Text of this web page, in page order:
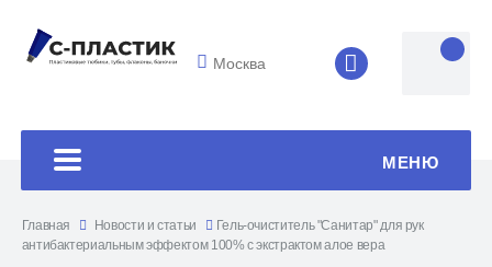
Москва 8 (4852) 33-
МЕНЮ
Главная Новости и статьи
Гель-очиститель "Санитар" для рук
антибактериальным эффектом 100% с экстрактом алое вера